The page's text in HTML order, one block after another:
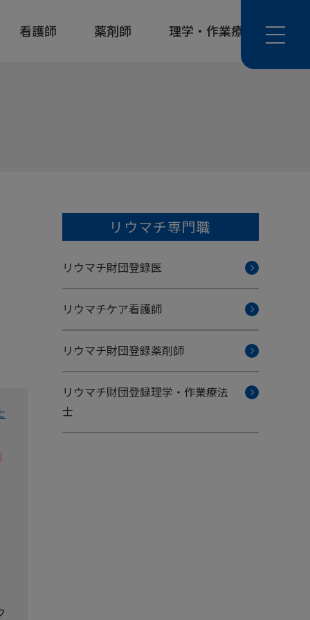
看護師 薬剤師 理学・作業療法士
リウマチ専門職
リウマチ財団登録医
リウマチケア看護師
リウマチ財団登録薬剤師
リウマチ財団登録理学・作業療法
士